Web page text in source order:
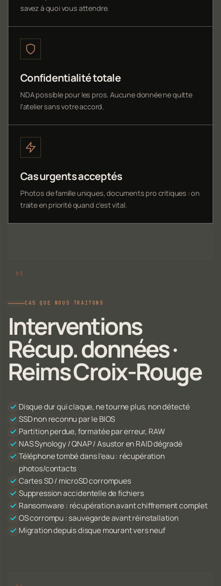
savez à quoi vous attendre.
Confidentialité totale
NDA possible pour les pros. Aucune donnée ne quitte
l'atelier sans votre accord.
Cas urgents acceptés
Photos de famille uniques, documents pro critiques : on
traite en priorité quand c'est vital.
CAS QUE NOUS TRAITONS
Interventions
Récup. données ·
Reims Croix-Rouge
Disque dur qui claque, ne tourne plus, non détecté
SSD non reconnu par le BIOS
Partition perdue, formatée par erreur, RAW
NAS Synology / QNAP / Asustor en RAID dégradé
Téléphone tombé dans l'eau : récupération
photos/contacts
Cartes SD / microSD corrompues
Suppression accidentelle de fichiers
Ransomware : récupération avant chiffrement complet
OS corrompu : sauvegarde avant réinstallation
Migration depuis disque mourant vers neuf